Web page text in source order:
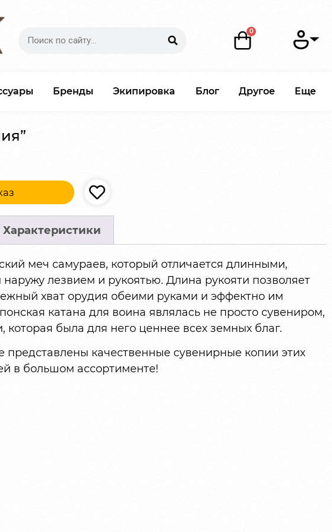
Бренды Экипировка Блог Другое Еще
Характеристики
меч самураев, который отличается длинными,
наружу лезвием и рукоятью. Длина рукояти позволяет
хват орудия обеими руками и эффектно им
катана для воина являлась не просто сувениром,
которая была для него ценнее всех земных благ.
качественные сувенирные копии этих
в большом ассортименте!